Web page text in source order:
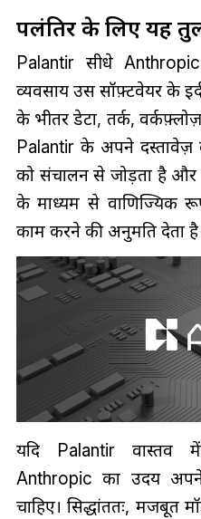
पलंतिर के लिए यह
Palantir सीधे
व्यवसाय उस सॉफ़्टवेयर के
के भीतर डेटा, तर्क,
Palantir के अपने
को संचालन से जोड़ता है और
के माध्यम से वाणिज्यिक
काम करने की अनुमति देता
यदि Palantir वास्तव
Anthropic का उदय
चाहिए। सिद्धांततः, मजबूत